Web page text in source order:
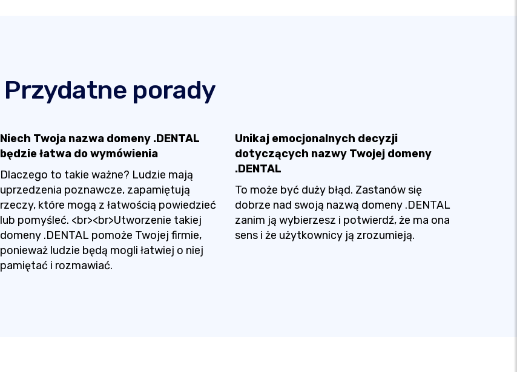
Przydatne porady
Niech Twoja nazwa domeny .DENTAL
będzie łatwa do wymówienia
Dlaczego to takie ważne? Ludzie mają
uprzedzenia poznawcze, zapamiętują
rzeczy, które mogą z łatwością powiedzieć
lub pomyśleć. <br><br>Utworzenie takiej
domeny .DENTAL pomoże Twojej firmie,
ponieważ ludzie będą mogli łatwiej o niej
pamiętać i rozmawiać.
Unikaj emocjonalnych decyzji
dotyczących nazwy Twojej domeny
.DENTAL
To może być duży błąd. Zastanów się
dobrze nad swoją nazwą domeny .DENTAL
zanim ją wybierzesz i potwierdź, że ma ona
sens i że użytkownicy ją zrozumieją.